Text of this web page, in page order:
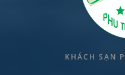
KHÁCH SẠN